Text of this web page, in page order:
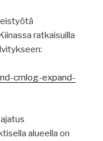
ratkaisuilla
cmlog-expand-
alueella on